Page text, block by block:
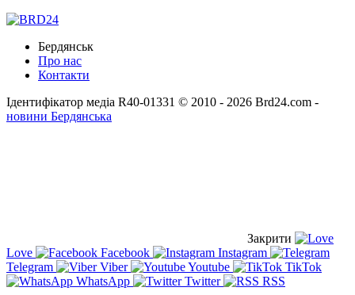
Бердянськ
Про нас
Контакти
Ідентифікатор медіа R40-01331 © 2010 - 2026 Brd24.com -
новини Бердянська
Закрити
Love
Facebook
Instagram
Telegram
Viber Youtube
TikTok
WhatsApp
Twitter RSS